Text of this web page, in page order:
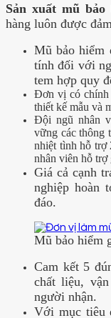
Sản xuất mũ
hàng luôn được
Mũ bảo hiểm
tính đối với
tem hợp quy
Đơn vị có chính
thiết kế mẫu và
Đội ngũ nhân
vững các thông
nhiệt tình hỗ trợ
nhân viên hỗ trợ
Giá cả cạnh
nghiệp hoàn
đáo.
Mũ bảo hiểm
Cam kết 5
chất liệu,
người nhận.
Với mục tiêu